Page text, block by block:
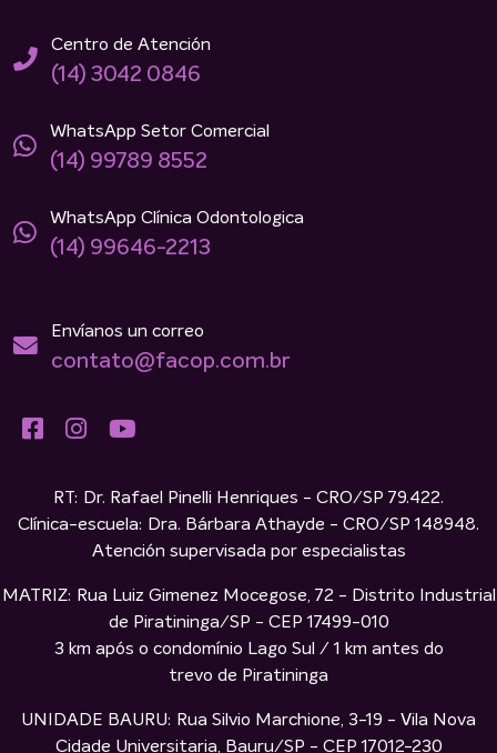
Centro de Atención
(14) 3042 0846
WhatsApp Setor Comercial
(14) 99789 8552
WhatsApp Clínica Odontologica
(14) 99646-2213
Envíanos un correo
contato@facop.com.br
RT: Dr. Rafael Pinelli Henriques - CRO/SP 79.422.
Clínica-escuela: Dra. Bárbara Athayde - CRO/SP 148948.
Atención supervisada por especialistas
MATRIZ: Rua Luiz Gimenez Mocegose, 72 - Distrito Industrial
de Piratininga/SP - CEP 17499-010
3 km após o condomínio Lago Sul / 1 km antes do
trevo de Piratininga
UNIDADE BAURU: Rua Silvio Marchione, 3-19 - Vila Nova
Cidade Universitaria, Bauru/SP - CEP 17012-230